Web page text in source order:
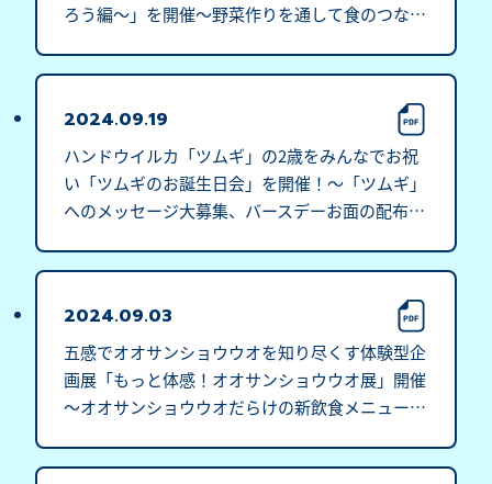
ろう編～」を開催～野菜作りを通して食のつなが
2024.09.19
ハンドウイルカ「ツムギ」の2歳をみんなでお祝
い「ツムギのお誕生日会」を開催！～「ツムギ」
へのメッセージ大募集、バースデーお面の配布も
2024.09.03
五感でオオサンショウウオを知り尽くす体験型企
画展「もっと体感！オオサンショウウオ展」開催
～オオサンショウウオだらけの新飲食メニュー・